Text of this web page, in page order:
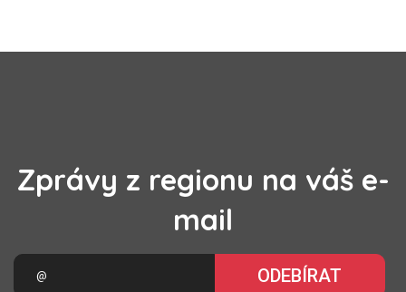
Zprávy z regionu na váš e-
mail
ODEBÍRAT